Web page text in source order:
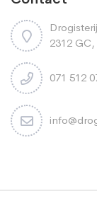
2312
071 512